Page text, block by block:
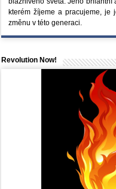
kterém žíjeme a pracujeme, je
změnu v této generaci.
Revolution Now!